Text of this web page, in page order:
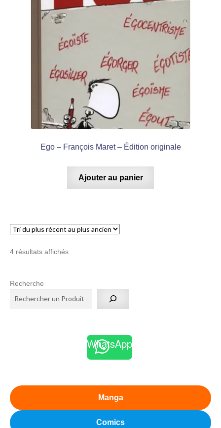
Ego – François Maret – Édition originale
Ajouter au panier
4 résultats affichésTrié
au
Recherche
WhatsApp
Manga
Comics